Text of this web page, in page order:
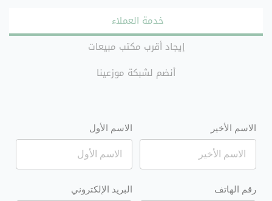
خدمة العملاء
إيجاد أقرب مكتب مبيعات
أنضم لشبكة موزعينا
الاسم الأول الاسم الأخير
البريد الإلكتروني رقم الهاتف